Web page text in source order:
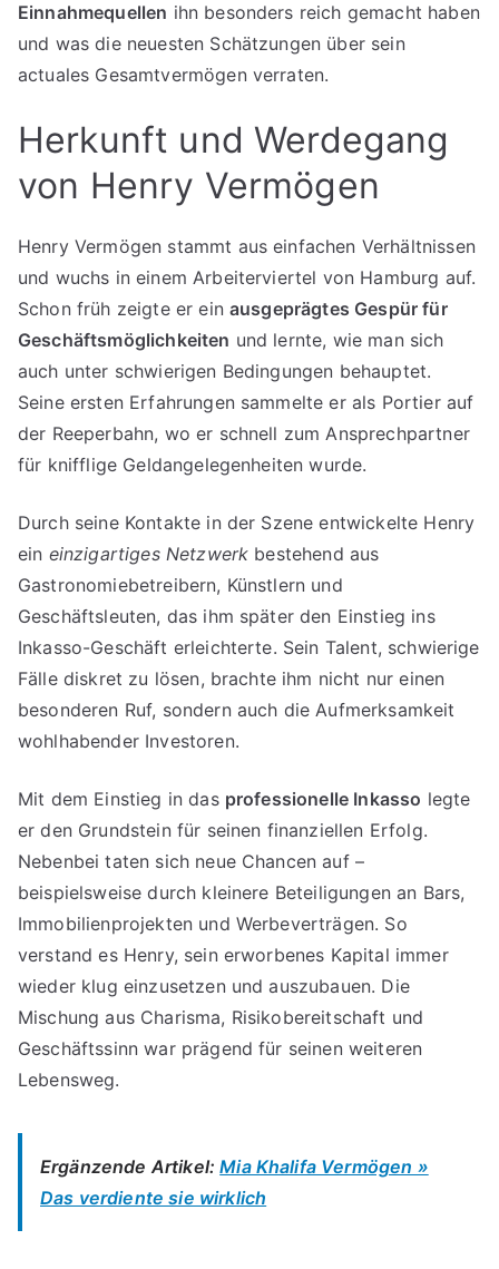
Einnahmequellen ihn besonders reich gemacht haben
und was die neuesten Schätzungen über sein
actuales Gesamtvermögen verraten.
Herkunft und Werdegang
von Henry Vermögen
Henry Vermögen stammt aus einfachen Verhältnissen
und wuchs in einem Arbeiterviertel von Hamburg auf.
Schon früh zeigte er einausgeprägtes Gespür für
Geschäftsmöglichkeiten und lernte, wie man sich
auch unter schwierigen Bedingungen behauptet.
Seine ersten Erfahrungen sammelte er als Portier auf
der Reeperbahn, wo er schnell zum Ansprechpartner
für knifflige Geldangelegenheiten wurde.
Durch seine Kontakte in der Szene entwickelte Henry
ein einzigartiges Netzwerk bestehend aus
Gastronomiebetreibern, Künstlern und
Geschäftsleuten, das ihm später den Einstieg ins
Inkasso-Geschäft erleichterte. Sein Talent, schwierige
Fälle diskret zu lösen, brachte ihm nicht nur einen
besonderen Ruf, sondern auch die Aufmerksamkeit
wohlhabender Investoren.
Mit dem Einstieg in das professionelle Inkasso legte
er den Grundstein für seinen finanziellen Erfolg.
Nebenbei taten sich neue Chancen auf –
beispielsweise durch kleinere Beteiligungen an Bars,
Immobilienprojekten und Werbeverträgen. So
verstand es Henry, sein erworbenes Kapital immer
wieder klug einzusetzen und auszubauen. Die
Mischung aus Charisma, Risikobereitschaft und
Geschäftssinn war prägend für seinen weiteren
Lebensweg.
Ergänzende Artikel:Mia Khalifa Vermögen »
Das verdiente sie wirklich